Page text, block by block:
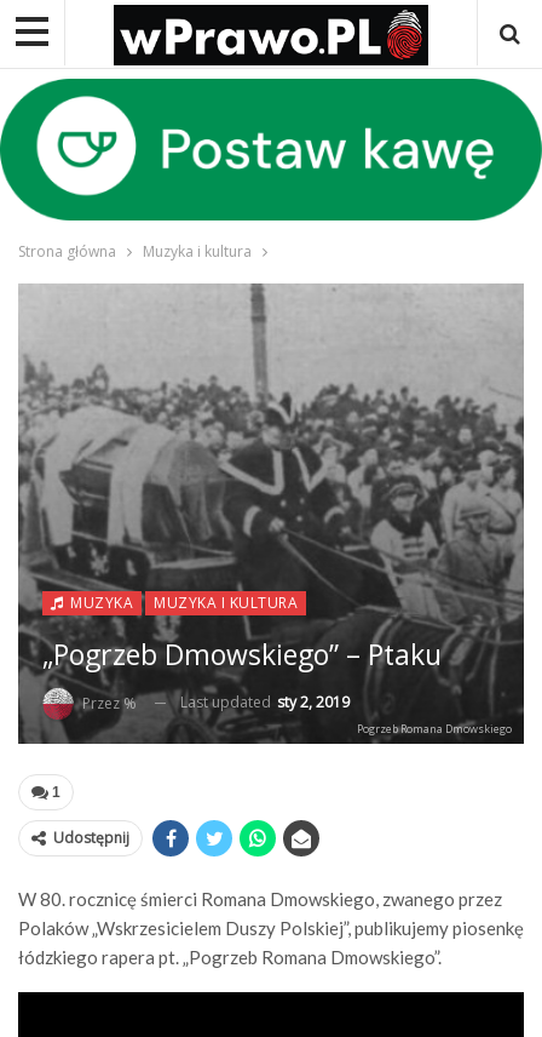
Strona główna Muzyka i kultura
MUZYKA MUZYKA I KULTURA
„Pogrzeb Dmowskiego” – Ptaku
Przez % Last updated sty 2, 2019
Pogrzeb Romana Dmowskiego
1
Udostępnij
W 80. rocznicę śmierci Romana Dmowskiego, zwanego przez
Polaków „Wskrzesicielem Duszy Polskiej”, publikujemy piosenkę
łódzkiego rapera pt. „Pogrzeb Romana Dmowskiego”.